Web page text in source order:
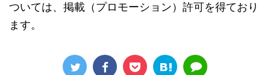
ついては、掲載（プロモーション）許可を得ており
ます。